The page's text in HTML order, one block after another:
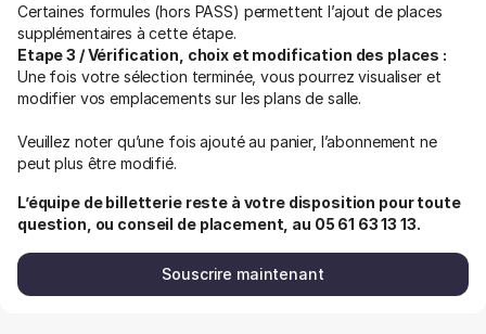
Certaines formules (hors PASS) permettent l’ajout de places
supplémentaires à cette étape.
Etape 3 / Vérification, choix et modification des places :
Une fois votre sélection terminée, vous pourrez visualiser et
modifier vos emplacements sur les plans de salle.
Veuillez noter qu’une fois ajouté au panier, l’abonnement ne
peut plus être modifié.
L’équipe de billetterie reste à votre disposition pour toute
question, ou conseil de placement, au 05 61 63 13 13.
Souscrire maintenant